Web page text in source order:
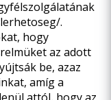
.
hogy
az adott
be, azaz
amíg a